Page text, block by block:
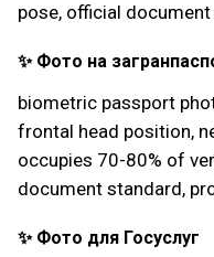
pose, official
✨ Фото на
biometric passport
frontal head position,
occupies 70-80% of
document standard,
✨ Фото для Госуслуг